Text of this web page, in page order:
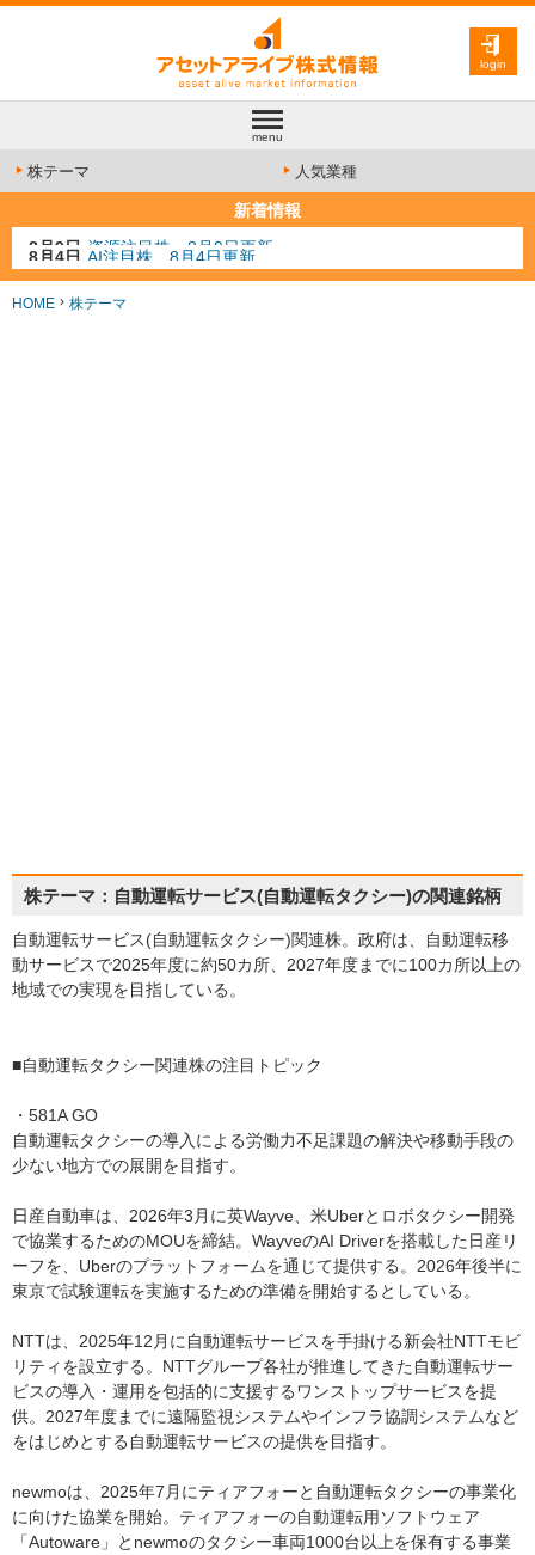
login
menu
株テーマ 人気業種
新着情報
8月4日 AI注目株 8月4日更新
8月3日 人気業種注目株 8月3日更新
8月2日 金融注目株 8月2日更新
HOME 株テーマ
株テーマ：自動運転サービス(自動運転タクシー)の関連銘柄
自動運転サービス(自動運転タクシー)関連株。政府は、自動運転移
動サービスで2025年度に約50カ所、2027年度までに100カ所以上の
地域での実現を目指している。
■自動運転タクシー関連株の注目トピック
・581A GO
自動運転タクシーの導入による労働力不足課題の解決や移動手段の
少ない地方での展開を目指す。
日産自動車は、2026年3月に英Wayve、米Uberとロボタクシー開発
で協業するためのMOUを締結。WayveのAI Driverを搭載した日産リ
ーフを、Uberのプラットフォームを通じて提供する。2026年後半に
東京で試験運転を実施するための準備を開始するとしている。
NTTは、2025年12月に自動運転サービスを手掛ける新会社NTTモビ
リティを設立する。NTTグループ各社が推進してきた自動運転サー
ビスの導入・運用を包括的に支援するワンストップサービスを提
供。2027年度までに遠隔監視システムやインフラ協調システムなど
をはじめとする自動運転サービスの提供を目指す。
newmoは、2025年7月にティアフォーと自動運転タクシーの事業化
に向けた協業を開始。ティアフォーの自動運転用ソフトウェア
「Autoware」とnewmoのタクシー車両1000台以上を保有する事業